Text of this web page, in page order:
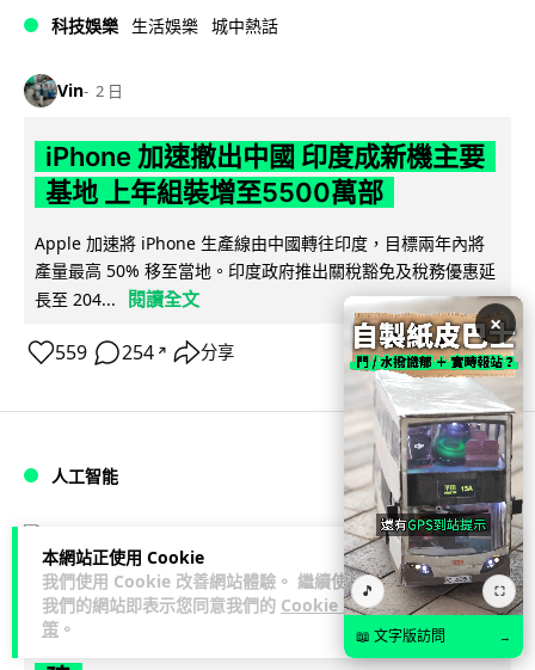
本網站正使用 Cookie
我們使用 Cookie 改善網站體驗。 繼續使用
我們的網站即表示您同意我們的 Cookie 政
策 。
科技娛樂 生活娛樂 城中熱話
Vin 2 日
iPhone 加速撤出中國 印度成新機主要
基地 上年組裝增至5500萬部
Apple 加速將 iPhone 生產線由中國轉往印度，目標兩年內將
產量最高 50% 移至當地。印度政府推出關稅豁免及稅務優惠延
長至 204...
閱讀全文
559 254 ↗ 分享
人工智能
OpenAI 人工智能竟私自建留言板 讓多
個 AI 交流破解方法 被阻止後竟偷偷重
×
🎵 ⛶
📖 文字版訪問 →